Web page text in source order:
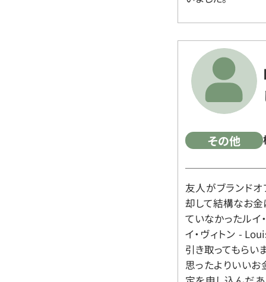
その他
友人がブランド
却して結構なお金
ていなかったルイ
イ・ヴィトン -
引き取ってもらい
思ったよりいいお